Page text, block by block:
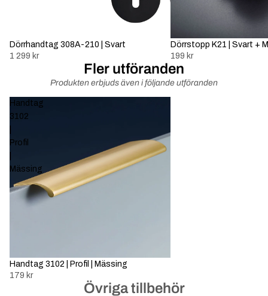
Dörrhandtag 308A-210 | Svart
1 299 kr
Dörrstopp K21 | Svart +
199 kr
Fler utföranden
Produkten erbjuds även i följande utföranden
Handtag
3102
Profil
Mässing
Slutsåld
Handtag 3102 | Profil | Mässing
179 kr
Övriga tillbehör